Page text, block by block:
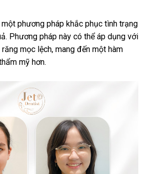
phương pháp khắc phục tình trạng
Phương pháp này có thể áp dụng với
mọc lệch, mang đến một hàm
mỹ hơn.